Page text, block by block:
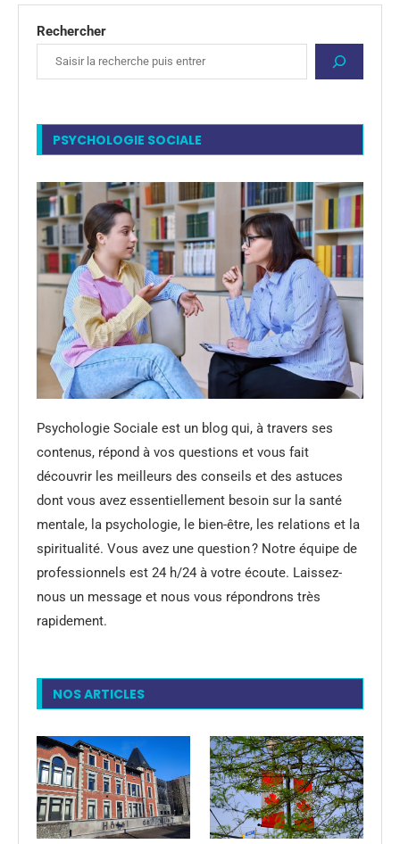
Rechercher
PSYCHOLOGIE SOCIALE
Psychologie Sociale est un blog qui, à travers ses
contenus, répond à vos questions et vous fait
découvrir les meilleurs des conseils et des astuces
dont vous avez essentiellement besoin sur la santé
mentale, la psychologie, le bien-être, les relations et la
spiritualité. Vous avez une question ? Notre équipe de
professionnels est 24 h/24 à votre écoute. Laissez-
nous un message et nous vous répondrons très
rapidement.
NOS ARTICLES